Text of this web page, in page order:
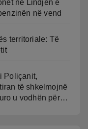
në Lindjen e
në vend
territoriale: Të
Poliçanit,
të shkelmojnë
u vodhën për…